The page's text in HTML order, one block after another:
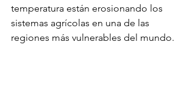
temperatura están erosionando los
sistemas agrícolas en una de las
regiones más vulnerables del mundo.